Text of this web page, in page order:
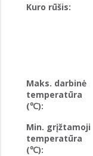
Kuro rūšis:
Maks. darbinė
temperatūra
(℃):
Min. grįžtamoji
temperatūra
(℃):